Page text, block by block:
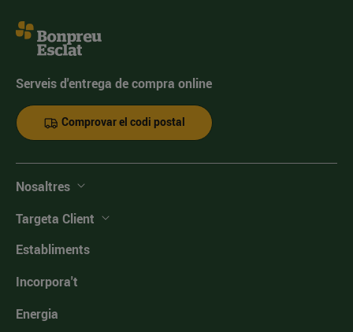
Serveis d'entrega de compra online
Comprovar el codi postal
Nosaltres
Targeta Client
Establiments
Incorpora't
Energia